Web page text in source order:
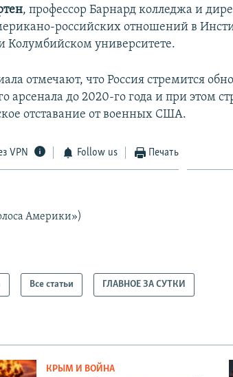
, профессор Барнард колледжа и
российских отношений в
Колумбийском университете.
отмечают, что Россия стремится
арсенала до 2020-го года и при этом
отставание от военных США.
VPN Follow us Печать
Америки»)
Все статьи ГЛАВНОЕ ЗА СУТКИ
КРЫМ И ВОЙНА